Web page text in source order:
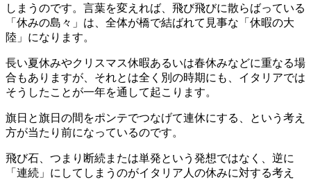
しまうのです。言葉を変えれば、飛び飛びに散らばっている
「休みの島々」は、全体が橋で結ばれて見事な「休暇の大
陸」になります。
長い夏休みやクリスマス休暇あるいは春休みなどに重なる場
合もありますが、それとは全く別の時期にも、イタリアでは
そうしたことが一年を通して起こります。
旗日と旗日の間をポンテでつなげて連休にする、という考え
方が当たり前になっているのです。
飛び石、つまり断続または単発という発想ではなく、逆に
「連続」にしてしまうのがイタリア人の休みに対する考え